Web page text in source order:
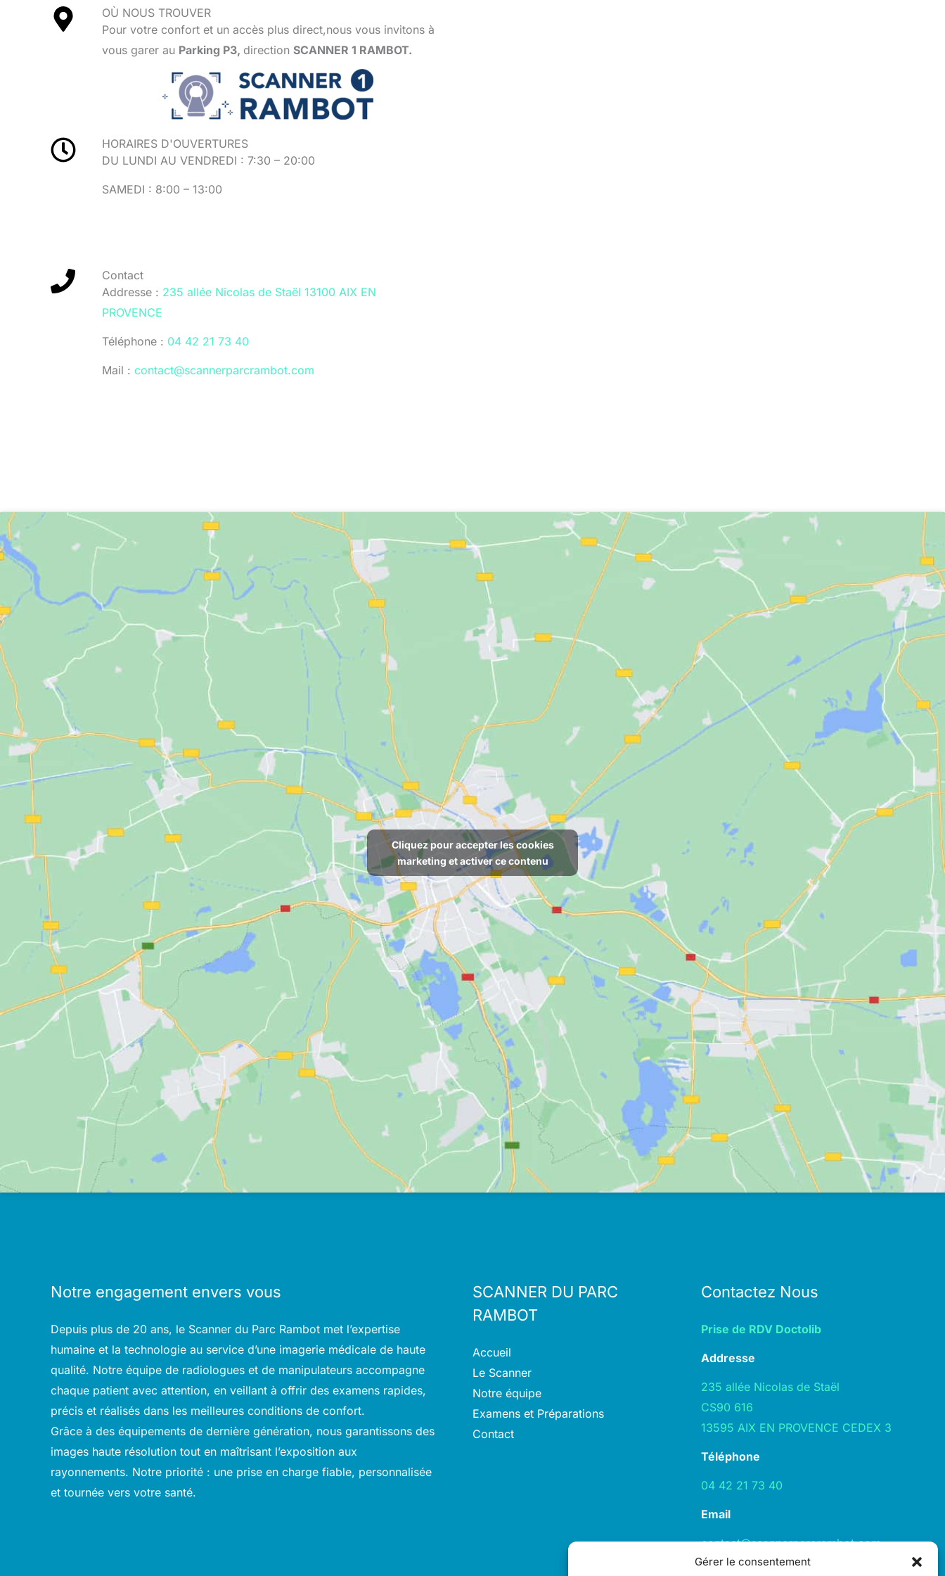
Gérer le consentement
OÙ NOUS TROUVER
Pour votre confort et un accès plus direct,nous vous invitons à
vous garer au Parking P3, direction SCANNER 1 RAMBOT.
HORAIRES D'OUVERTURES
DU LUNDI AU VENDREDI : 7:30 – 20:00
SAMEDI : 8:00 – 13:00
Contact
Addresse : 235 allée Nicolas de Staël 13100 AIX EN
PROVENCE
Téléphone : 04 42 21 73 40
Mail : contact@scannerparcrambot.com
Cliquez pour accepter les cookies
marketing et activer ce contenu
Notre engagement envers vous
Depuis plus de 20 ans, le Scanner du Parc Rambot met l’expertise
humaine et la technologie au service d’une imagerie médicale de haute
qualité. Notre équipe de radiologues et de manipulateurs accompagne
chaque patient avec attention, en veillant à offrir des examens rapides,
précis et réalisés dans les meilleures conditions de confort.
Grâce à des équipements de dernière génération, nous garantissons des
images haute résolution tout en maîtrisant l’exposition aux
rayonnements. Notre priorité : une prise en charge fiable, personnalisée
et tournée vers votre santé.
SCANNER DU PARC
RAMBOT
Accueil
Le Scanner
Notre équipe
Examens et Préparations
Contact
Contactez Nous
Prise de RDV Doctolib
Addresse
235 allée Nicolas de Staël
CS90 616
13595 AIX EN PROVENCE CEDEX 3
Téléphone
04 42 21 73 40
Email
contact@scannerparcrambot.com